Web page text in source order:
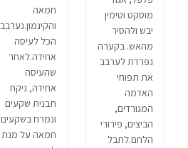
מוסקט וטימין
יבש ולהסיר
מהאש. בקערה
נפרדת לערבב
את תפוחי
האדמה
המגורדים,
הביצים, פירורי
הלחם.לתבל
חמאה
והקינמון.נערבב
הכל לעיסה
אחידה.לאחר
שהעיסה
אחידה, ניקח
תבנית שקעים
ונמרח בשקעים
חמאה על מנת